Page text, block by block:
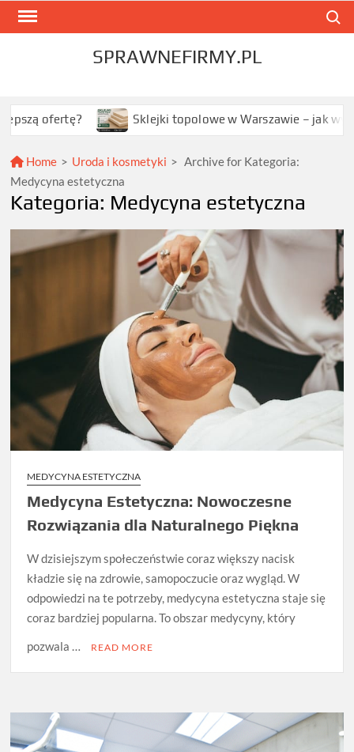
Skip
SPRAWNEFIRMY.PL
ofertę? Sklejki topolowe w Warszawie – jak wybrać
Home > Uroda i kosmetyki > Archive for Kategoria:
Medycyna estetyczna
Kategoria: Medycyna estetyczna
MEDYCYNA ESTETYCZNA
Medycyna Estetyczna: Nowoczesne
Rozwiązania dla Naturalnego Piękna
W dzisiejszym społeczeństwie coraz większy nacisk
kładzie się na zdrowie, samopoczucie oraz wygląd. W
odpowiedzi na te potrzeby, medycyna estetyczna staje się
coraz bardziej popularna. To obszar medycyny, który
pozwala …
READ MORE